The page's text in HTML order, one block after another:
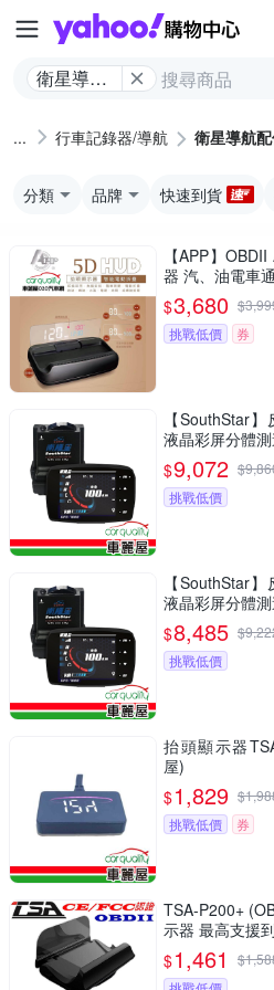
衛星導航
行車記錄器/導航 衛星導航
分類 品牌 快速到貨
【APP】
器 汽、油電車
$3,680 $
挑戰低價
券
【SouthStar
液晶彩屏分體
$9,072 $
挑戰低價
【SouthStar
液晶彩屏分體
$8,485 $
挑戰低價
抬頭顯示器
屋)
$1,829 $
挑戰低價
券
TSA-P200+
示器 最高支援
$1,461 $